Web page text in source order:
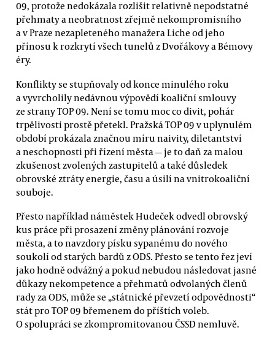
09, protože nedokázala rozlišit relativně nepodstatné
přehmaty a neobratnost zřejmě nekompromisního
a v Praze nezapleteného manažera Liche od jeho
přínosu k rozkrytí všech tunelů z Dvořákovy a Bémovy
éry.
Konflikty se stupňovaly od konce minulého roku
a vyvrcholily nedávnou výpovědí koaliční smlouvy
ze strany TOP 09. Není se tomu moc co divit, pohár
trpělivosti prostě přetekl. Pražská TOP 09 v uplynulém
období prokázala značnou míru naivity, diletantství
a neschopnosti při řízení města — je to daň za malou
zkušenost zvolených zastupitelů a také důsledek
obrovské ztráty energie, času a úsilí na vnitrokoaliční
souboje.
Přesto například náměstek Hudeček odvedl obrovský
kus práce při prosazení změny plánování rozvoje
města, a to navzdory písku sypanému do nového
soukolí od starých bardů z ODS. Přesto se tento řez jeví
jako hodně odvážný a pokud nebudou následovat jasné
důkazy nekompetence a přehmatů odvolaných členů
rady za ODS, může se „státnické převzetí odpovědnosti“
stát pro TOP 09 břemenem do příštích voleb.
O spolupráci se zkompromitovanou ČSSD nemluvě.